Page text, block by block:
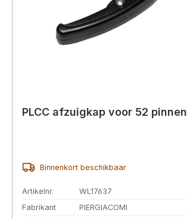
PLCC afzuigkap voor 52 pinnen
Binnenkort beschikbaar
Artikelnr.
WL17637
Fabrikant
PIERGIACOMI